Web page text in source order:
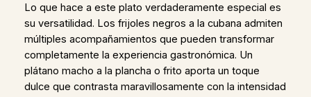
Lo que hace a este plato verdaderamente especial es
su versatilidad. Los frijoles negros a la cubana admiten
múltiples acompañamientos que pueden transformar
completamente la experiencia gastronómica. Un
plátano macho a la plancha o frito aporta un toque
dulce que contrasta maravillosamente con la intensidad